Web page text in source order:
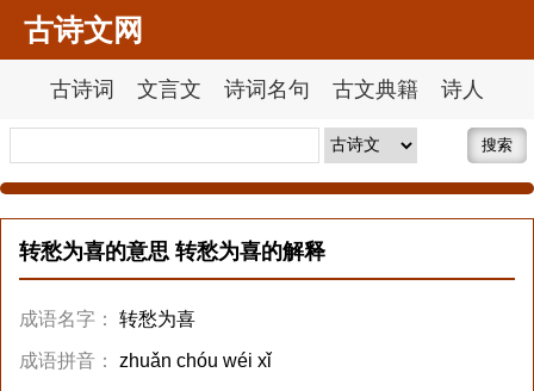
古诗文网
古诗词 文言文 诗词名句 古文典籍 诗人
搜索
转愁为喜的意思 转愁为喜的解释
成语名字： 转愁为喜
成语拼音： zhuǎn chóu wéi xǐ